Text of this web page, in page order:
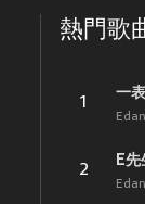
熱門歌
1
一
2
E